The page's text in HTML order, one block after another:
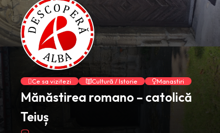
Ce sa vizitezi Cultură / Istorie Manastiri
Mănăstirea romano – catolică
Teiuș